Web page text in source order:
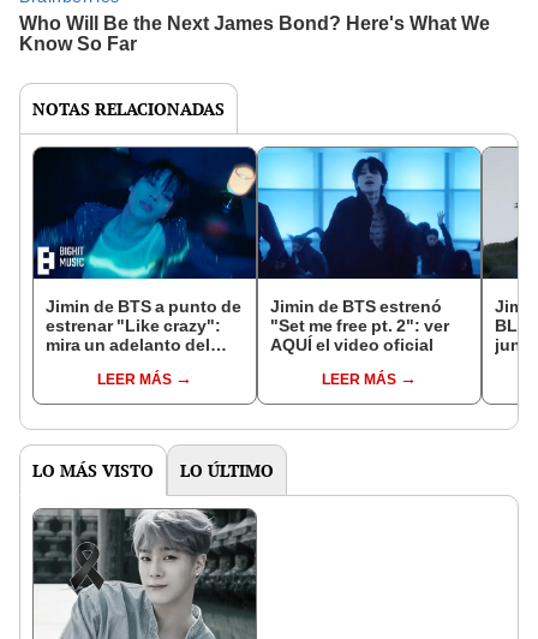
NOTAS RELACIONADAS
Jimin de BTS a punto de
estrenar "Like crazy":
mira un adelanto del
LEER MÁS
Jimin de BTS estrenó
"Set me free pt. 2": ver
AQUÍ el video oficial
LEER MÁS
LO MÁS VISTO LO ÚLTIMO